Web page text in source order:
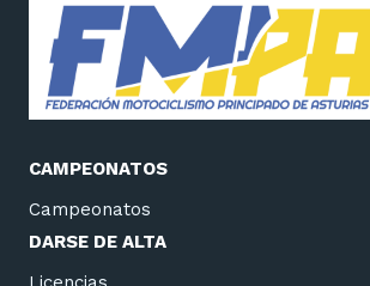
CAMPEONATOS
Campeonatos
DARSE DE ALTA